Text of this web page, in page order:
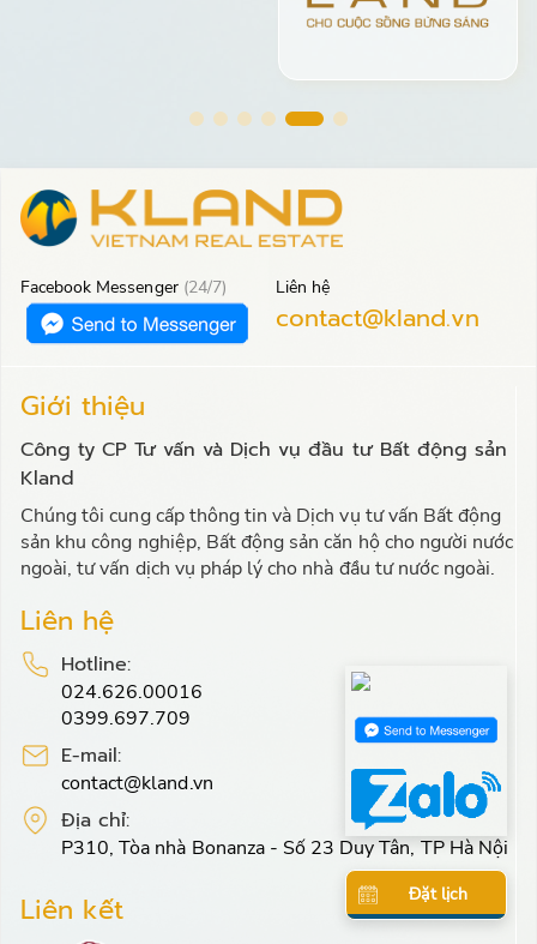
Facebook Messenger (24/7) Liên hệ
contact@kland.vn
Giới thiệu
Công ty CP Tư vấn và Dịch vụ đầu tư Bất động sản
Kland
Chúng tôi cung cấp thông tin và Dịch vụ tư vấn Bất động
sản khu công nghiệp, Bất động sản căn hộ cho người nước
ngoài, tư vấn dịch vụ pháp lý cho nhà đầu tư nước ngoài.
Liên hệ
Hotline:
024.626.00016
0399.697.709
E-mail:
contact@kland.vn
Địa chỉ:
P310, Tòa nhà Bonanza - Số 23 Duy Tân, TP Hà Nội
Liên kết Đặt lịch